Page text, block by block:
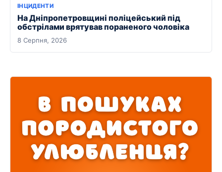
ІНЦИДЕНТИ
На Дніпропетровщині поліцейський під
обстрілами врятував пораненого чоловіка
8 Серпня, 2026